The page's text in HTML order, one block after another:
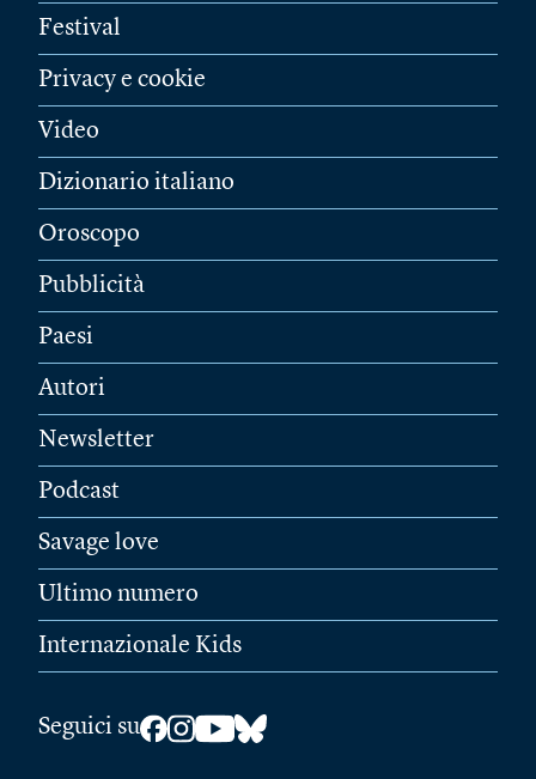
Festival
Privacy e cookie
Video
Dizionario italiano
Oroscopo
Pubblicità
Paesi
Autori
Newsletter
Podcast
Savage love
Ultimo numero
Internazionale Kids
Seguici su